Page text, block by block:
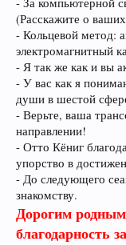
(Расскажите о
- Кольцевой метод:
электромагнитный
- Я так же как и вы
- У вас как я
души в шестой
- Верьте, ваша
направлении!
- Отто Кёниг
упорство в
- До следующего
знакомству.
Дорогим
благодарность